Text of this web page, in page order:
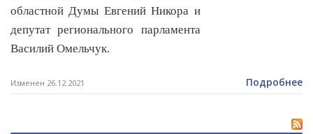
областной Думы Евгений Никора и
депутат регионального парламента
Василий Омельчук.
Изменен 26.12.2021 Подробнее